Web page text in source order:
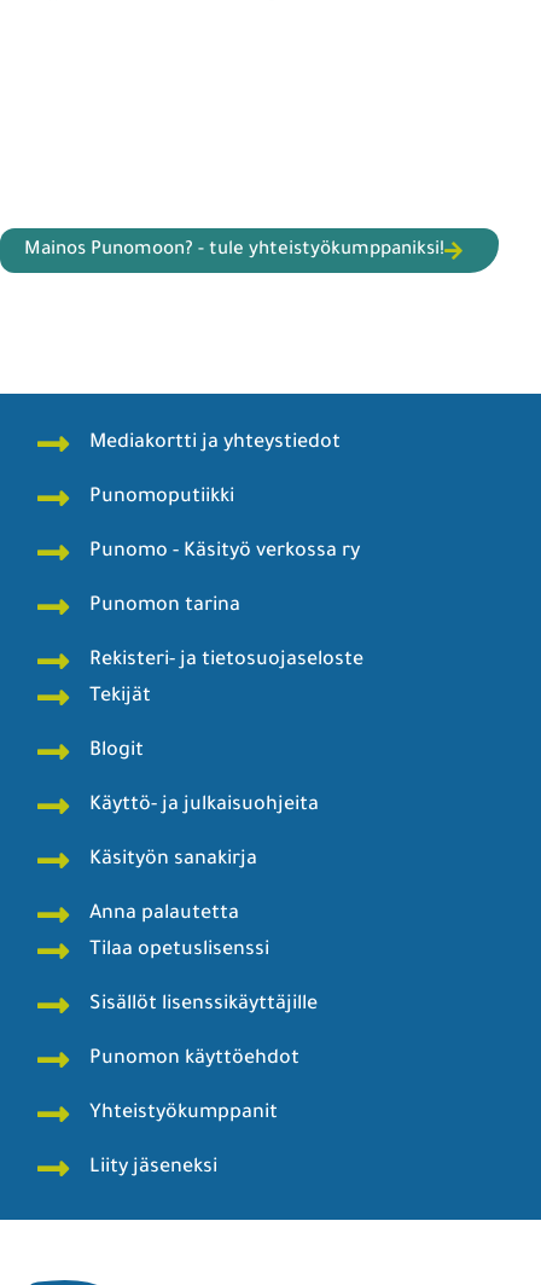
Mainos Punomoon? - tule yhteistyökumppaniksi!
Mediakortti ja yhteystiedot
Punomoputiikki
Punomo - Käsityö verkossa ry
Punomon tarina
Rekisteri- ja tietosuojaseloste
Tekijät
Blogit
Käyttö- ja julkaisuohjeita
Käsityön sanakirja
Anna palautetta
Tilaa opetuslisenssi
Sisällöt lisenssikäyttäjille
Punomon käyttöehdot
Yhteistyökumppanit
Liity jäseneksi